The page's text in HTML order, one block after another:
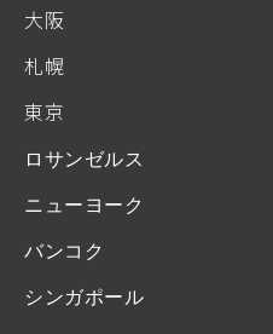
大阪
札幌
東京
ロサンゼルス
ニューヨーク
バンコク
シンガポール